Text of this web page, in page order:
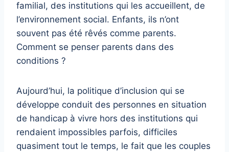
familial, des institutions qui les accueillent, de
l’environnement social. Enfants, ils n’ont
souvent pas été rêvés comme parents.
Comment se penser parents dans des
conditions ?
Aujourd’hui, la politique d’inclusion qui se
développe conduit des personnes en situation
de handicap à vivre hors des institutions qui
rendaient impossibles parfois, difficiles
quasiment tout le temps, le fait que les couples